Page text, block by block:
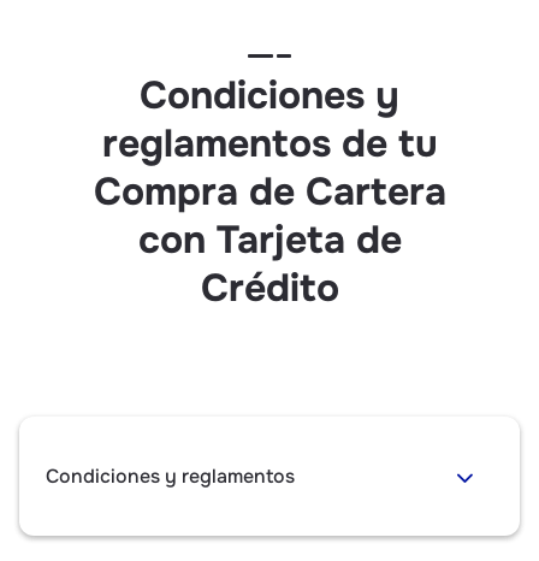
Condiciones y
reglamentos de tu
Compra de Cartera
con Tarjeta de
Crédito
Condiciones y reglamentos